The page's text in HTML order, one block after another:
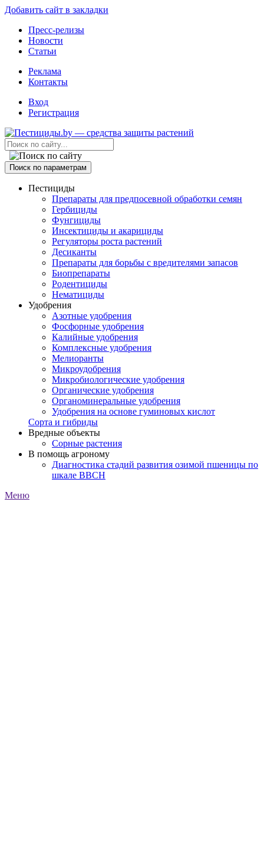
Добавить сайт в закладки
Пресс-релизы
Новости
Статьи
Реклама
Контакты
Вход
Регистрация
Поиск по параметрам
Пестициды
Препараты для предпосевной обработки семян
Гербициды
Фунгициды
Инсектициды и акарициды
Регуляторы роста растений
Десиканты
Препараты для борьбы с вредителями запасов
Биопрепараты
Родентициды
Нематициды
Удобрения
Азотные удобрения
Фосфорные удобрения
Калийные удобрения
Комплексные удобрения
Мелиоранты
Микроудобрения
Микробиологические удобрения
Органические удобрения
Органоминеральные удобрения
Удобрения на основе гуминовых кислот
Сорта и гибриды
Вредные объекты
Сорные растения
В помощь агроному
Диагностика стадий развития озимой пшеницы по
шкале ВВСН
Меню